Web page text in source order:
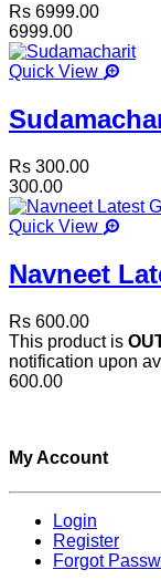
Rs 6999.00
6999.00
Quick View
Rs 300.00
300.00
Quick View
Navneet
Rs 600.00
This product is
notification upon
600.00
My Account
Login
Register
Forgot